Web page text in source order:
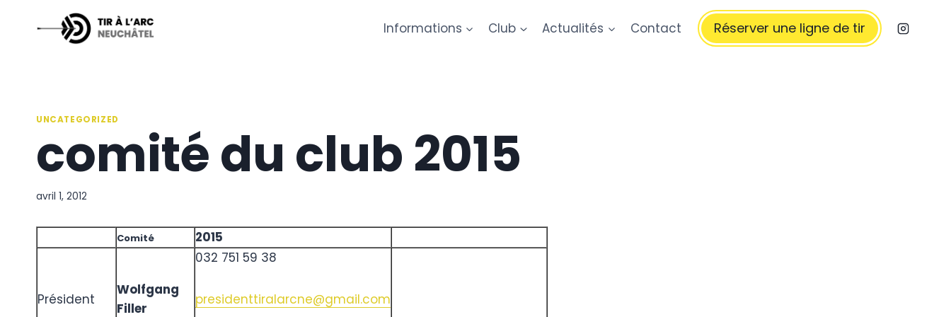
Informations Club Actualités Contact Réserver une ligne de tir
UNCATEGORIZED
comité du club 2015
avril 1, 2012
Comité 2015
Président
Wolfgang
Filler
032 751 59 38
presidenttiralarcne@gmail.com